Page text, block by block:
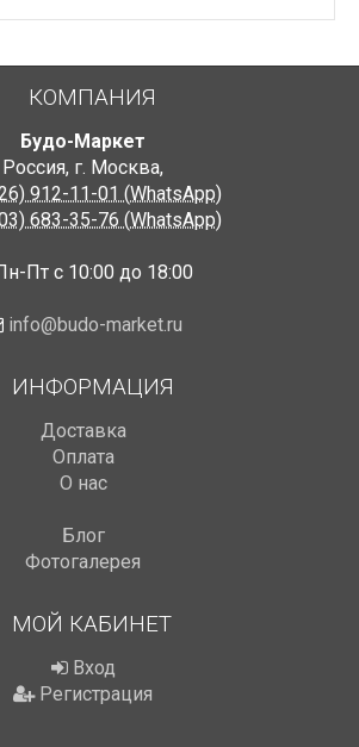
КОМПАНИЯ
Будо-Маркет
Россия, г. Москва,
912-11-01 (WhatsApp)
683-35-76 (WhatsApp)
Пт с 10:00 до 18:00
info@budo-market.ru
ИНФОРМАЦИЯ
Доставка
Оплата
О нас
Блог
Фотогалерея
МОЙ КАБИНЕТ
Вход
Регистрация